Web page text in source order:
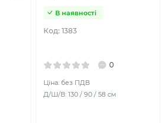
Код: 1383
В наявності
0
Ціна: без ПДВ
Д/Ш/В: 130 / 90 / 58 см